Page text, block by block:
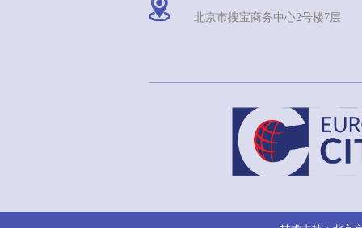
北京市搜宝商务中心2号楼7层